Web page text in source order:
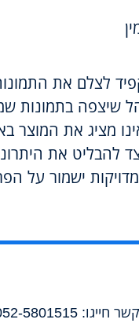
לצלם את
שיצפה בתמונות
מציג את המוצר
להבליט את
מדויקות ישמור על
חייגו: 5801515